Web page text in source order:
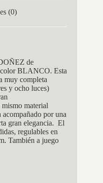
(0)
de
BLANCO. Esta
muy completa
y ocho luces)
mismo material
por una
gran elegancia. El
regulables en
También a juego